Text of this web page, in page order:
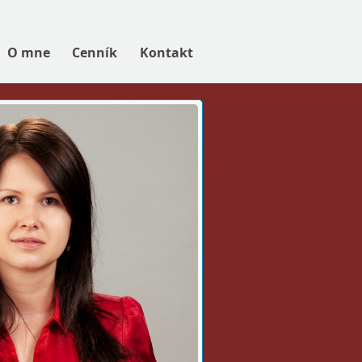
O mne Cenník Kontakt